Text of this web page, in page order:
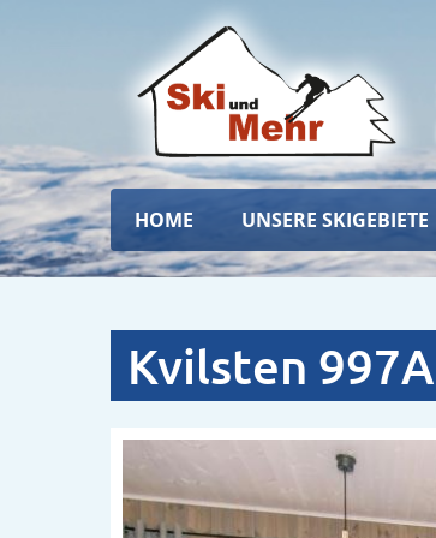
Hauptnavigation
HOME UNSERE SKIGEBIETE
Kvilsten 997A